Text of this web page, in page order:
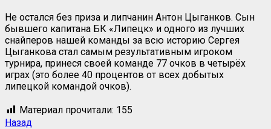
Не остался без приза и липчанин Антон Цыганков. Сын
бывшего капитана БК «Липецк» и одного из лучших
снайперов нашей команды за всю историю Сергея
Цыганкова стал самым результативным игроком
турнира, принеся своей команде 77 очков в четырёх
играх (это более 40 процентов от всех добытых
липецкой командой очков).
Материал прочитали: 155
Назад